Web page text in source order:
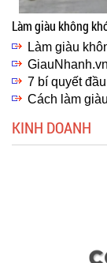
Làm giàu không
Làm giàu
7 bí quyết
Cách làm
KINH DOANH